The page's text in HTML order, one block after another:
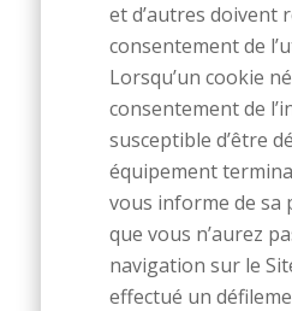
et d’autres doivent
consentement de
Lorsqu’un cookie
consentement de
susceptible d’être
équipement
vous informe de sa
que vous n’aurez
navigation sur le
effectué un